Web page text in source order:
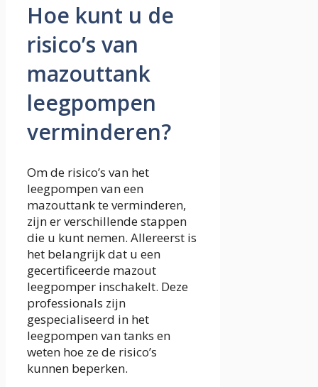
Hoe kunt u de
risico’s van
mazouttank
leegpompen
verminderen?
Om de risico’s van het
leegpompen van een
mazouttank te verminderen,
zijn er verschillende stappen
die u kunt nemen. Allereerst is
het belangrijk dat u een
gecertificeerde mazout
leegpomper inschakelt. Deze
professionals zijn
gespecialiseerd in het
leegpompen van tanks en
weten hoe ze de risico’s
kunnen beperken.